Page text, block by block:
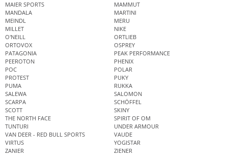
MAIER SPORTS
MAMMUT
MANDALA
MARTINI
MEINDL
MERU
MILLET
NIKE
O'NEILL
ORTLIEB
ORTOVOX
OSPREY
PATAGONIA
PEAK PERFORMANCE
PEEROTON
PHENIX
POC
POLAR
PROTEST
PUKY
PUMA
RUKKA
SALEWA
SALOMON
SCARPA
SCHÖFFEL
SCOTT
SKINY
THE NORTH FACE
SPIRIT OF OM
TUNTURI
UNDER ARMOUR
VAN DEER - RED BULL SPORTS
VAUDE
VIRTUS
YOGISTAR
ZANIER
ZIENER